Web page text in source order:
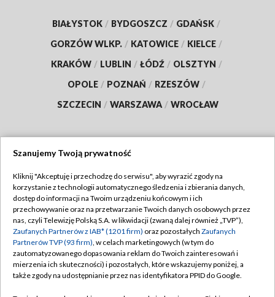
BIAŁYSTOK / BYDGOSZCZ / GDAŃSK /
GORZÓW WLKP. / KATOWICE / KIELCE /
KRAKÓW / LUBLIN / ŁÓDŹ / OLSZTYN /
OPOLE / POZNAŃ / RZESZÓW /
SZCZECIN / WARSZAWA / WROCŁAW
TVP
Abonament TVP
Emisja w TVP
Centrum informacji TVP
Naziemna Telewizja Cyfrowa
Regulamin TVP
Polityka prywatności
Moje zgody
Pomoc
Szanujemy Twoją prywatność
Kliknij "Akceptuję i przechodzę do serwisu", aby wyrazić zgody na
korzystanie z technologii automatycznego śledzenia i zbierania danych,
dostęp do informacji na Twoim urządzeniu końcowym i ich
przechowywanie oraz na przetwarzanie Twoich danych osobowych przez
nas, czyli Telewizję Polską S.A. w likwidacji (zwaną dalej również „TVP”),
Zaufanych Partnerów z IAB* (1201 firm) oraz pozostałych Zaufanych
Partnerów TVP (93 firm), w celach marketingowych (w tym do
zautomatyzowanego dopasowania reklam do Twoich zainteresowań i
mierzenia ich skuteczności) i pozostałych, które wskazujemy poniżej, a
także zgody na udostępnianie przez nas identyfikatora PPID do Google.